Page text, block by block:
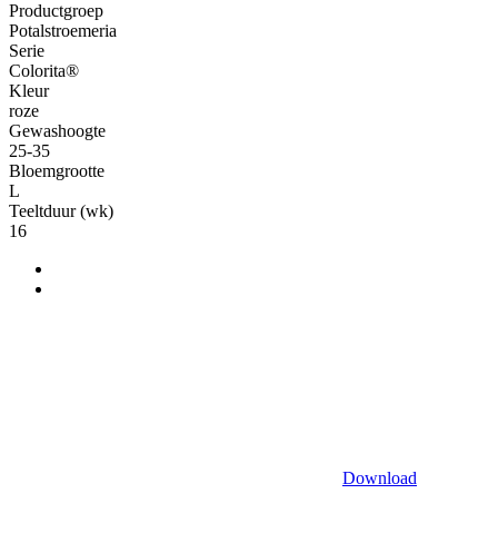
Productgroep
Potalstroemeria
Serie
Colorita®
Kleur
roze
Gewashoogte
25-35
Bloemgrootte
L
Teeltduur (wk)
16
Download